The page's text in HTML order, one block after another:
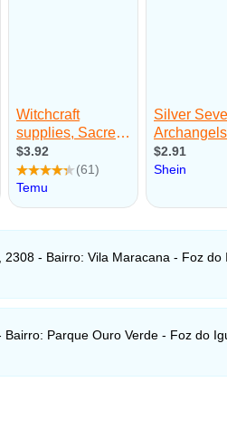
2308 - Bairro: Vila Maracana - Foz do
Bairro: Parque Ouro Verde - Foz do